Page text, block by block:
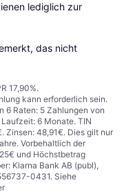
lediglich zur
das nicht
17,90%.
kann erforderlich sein.
6 Raten: 5 Zahlungen von
6 Monate. TIN
Zinsen: 48,91€. Dies gilt nur
Vorbehaltlich der
und Höchstbetrag
Klarna Bank AB (publ),
0431. Siehe